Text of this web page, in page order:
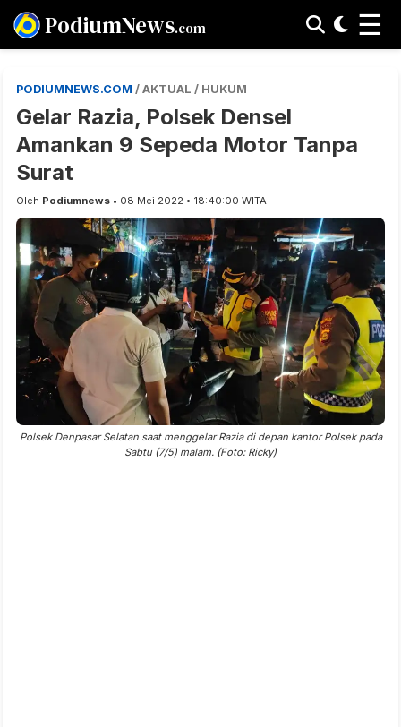
PodiumNews.com ☰
PODIUMNEWS.COM / AKTUAL / HUKUM
Gelar Razia, Polsek Densel
Amankan 9 Sepeda Motor Tanpa
Surat
Oleh Podiumnews • 08 Mei 2022 • 18:40:00 WITA
Polsek Denpasar Selatan saat menggelar Razia di depan kantor Polsek pada
Sabtu (7/5) malam. (Foto: Ricky)